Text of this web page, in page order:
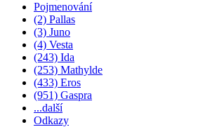
Pojmenování
(2) Pallas
(3) Juno
(4) Vesta
(243) Ida
(253) Mathylde
(433) Eros
(951) Gaspra
...další
Odkazy